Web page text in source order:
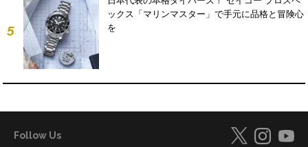
5
ックス「マリンマスター」で手元に品格と冒険心
を
Follow Us